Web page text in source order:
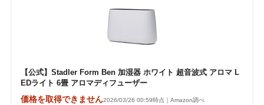
【公式】Stadler Form Ben 加湿器 ホワイト 超音波式 アロマ L
EDライト 6畳 アロマディフューザー
価格を取得できません2026/03/26 00:59時点｜Amazon調べ